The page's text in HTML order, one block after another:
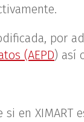
por
(AEPD) así
en